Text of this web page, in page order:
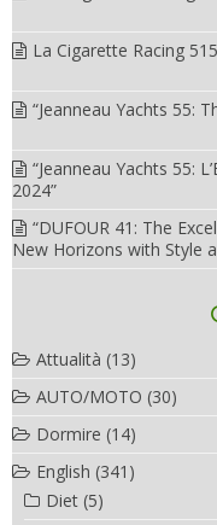
La Cigarette Racing
“Jeanneau Yachts 55:
“Jeanneau Yachts 55:
2024”
“DUFOUR 41: The
New Horizons with Style
Attualità (13)
AUTO/MOTO (30)
Dormire (14)
English (341)
Diet (5)